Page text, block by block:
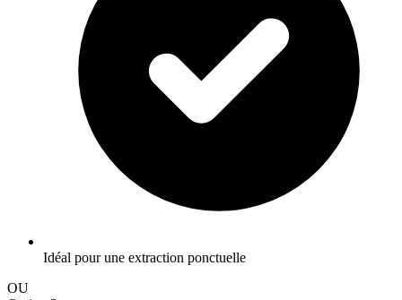
Idéal pour une extraction ponctuelle
OU